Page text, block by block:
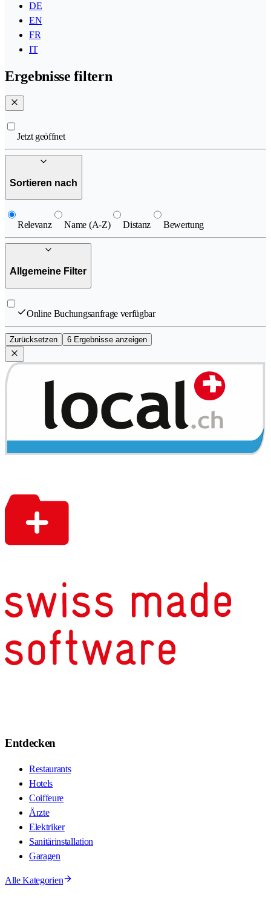
DE
EN
FR
IT
Ergebnisse filtern
Jetzt geöffnet
Sortieren nach
Relevanz Name (A-Z) Distanz Bewertung
Allgemeine Filter
Online Buchungsanfrage verfügbar
Zurücksetzen 6 Ergebnisse anzeigen
Entdecken
Restaurants
Hotels
Coiffeure
Ärzte
Elektriker
Sanitärinstallation
Garagen
Alle Kategorien